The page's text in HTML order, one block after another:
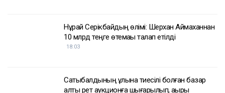
Нұрай Серікбайдың өлімі: Шерхан Аймаханнан
10 млрд теңге өтемақы талап етілді
18:03
Сатыбалдының ұлына тиесілі болған базар
алты рет аукционға шығарылып, ақыры